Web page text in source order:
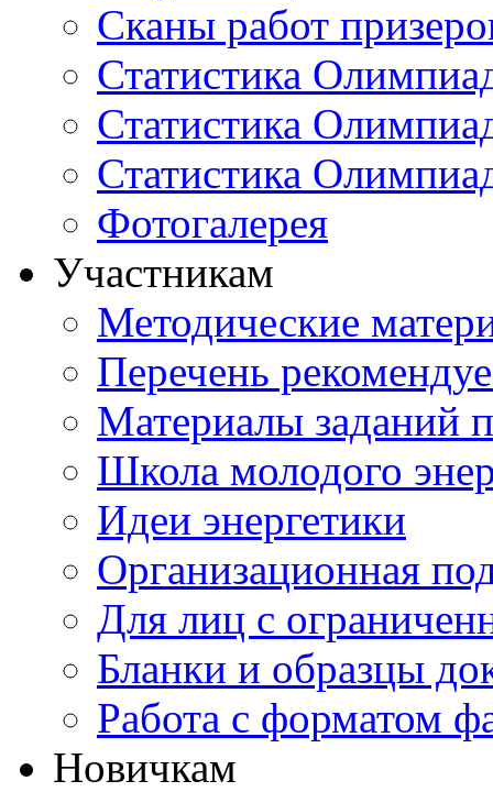
Сканы работ
Статистика
Статистика
Статистика
Фотогалерея
Участникам
Методические
Перечень
Материалы заданий
Школа молодого
Идеи энергетики
Организационная
Для лиц с
Бланки и образцы
Работа с форматом
Новичкам